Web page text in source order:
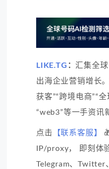
LIKE.TG ： 汇集全
出海企业营销增长
获客”“跨境电商”“
“web3”等一手资讯
点击 【联系客服】
IP/proxy， 即刻体
Telegram、Twitter